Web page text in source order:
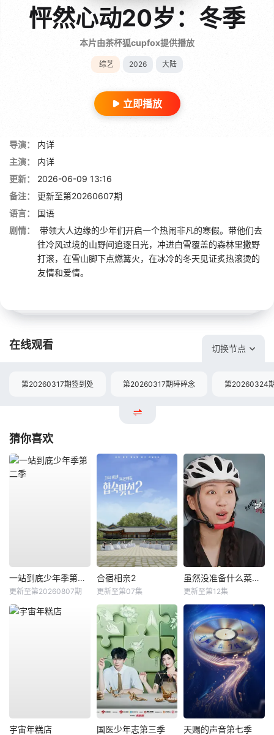
怦然心动20岁：冬季
本片由茶杯狐cupfox提供播放
综艺 2026 大陆
立即播放
导演：
内详
主演：
内详
更新：
2026-06-09 13:16
备注：
更新至第20260607期
语言：
国语
剧情：
带领大人边缘的少年们开启一个热闹非凡的寒假。带他们去
往冷风过境的山野间追逐日光，冲进白雪覆盖的森林里撒野
打滚，在雪山脚下点燃篝火，在冰冷的冬天见证炙热滚烫的
友情和爱情。
在线观看 切换节点
第20260317期签到处 第20260317期碎碎念 第20260324
猜你喜欢
一站到底少年季第二季
更新至第20260807期
合宿相亲2
更新至第07集
虽然没准备什么菜第四季
更新至第12集
宇宙年糕店 国医少年志第三季 天赐的声音第七季